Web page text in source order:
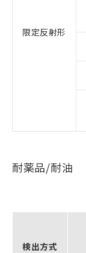
限定反射形
耐薬品/耐油
検出方式